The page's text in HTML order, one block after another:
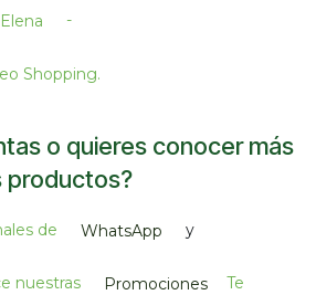
-
Shopping.​
o quieres conocer más
productos?
de WhatsApp y
nuestras Promociones Te